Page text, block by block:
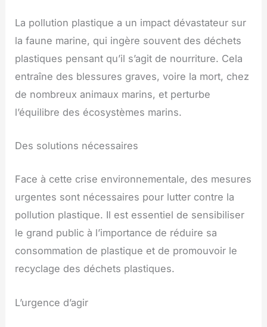
La pollution plastique a un impact dévastateur sur
la faune marine, qui ingère souvent des déchets
plastiques pensant qu’il s’agit de nourriture. Cela
entraîne des blessures graves, voire la mort, chez
de nombreux animaux marins, et perturbe
l’équilibre des écosystèmes marins.
Des solutions nécessaires
Face à cette crise environnementale, des mesures
urgentes sont nécessaires pour lutter contre la
pollution plastique. Il est essentiel de sensibiliser
le grand public à l’importance de réduire sa
consommation de plastique et de promouvoir le
recyclage des déchets plastiques.
L’urgence d’agir